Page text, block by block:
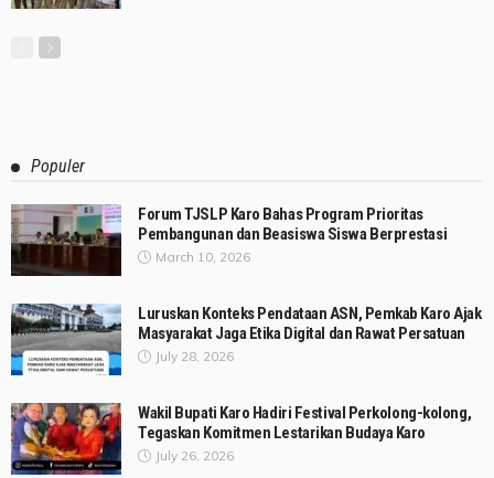
Populer
Forum TJSLP Karo Bahas Program Prioritas
Pembangunan dan Beasiswa Siswa Berprestasi
March 10, 2026
Luruskan Konteks Pendataan ASN, Pemkab Karo Ajak
Masyarakat Jaga Etika Digital dan Rawat Persatuan
July 28, 2026
Wakil Bupati Karo Hadiri Festival Perkolong-kolong,
Tegaskan Komitmen Lestarikan Budaya Karo
July 26, 2026